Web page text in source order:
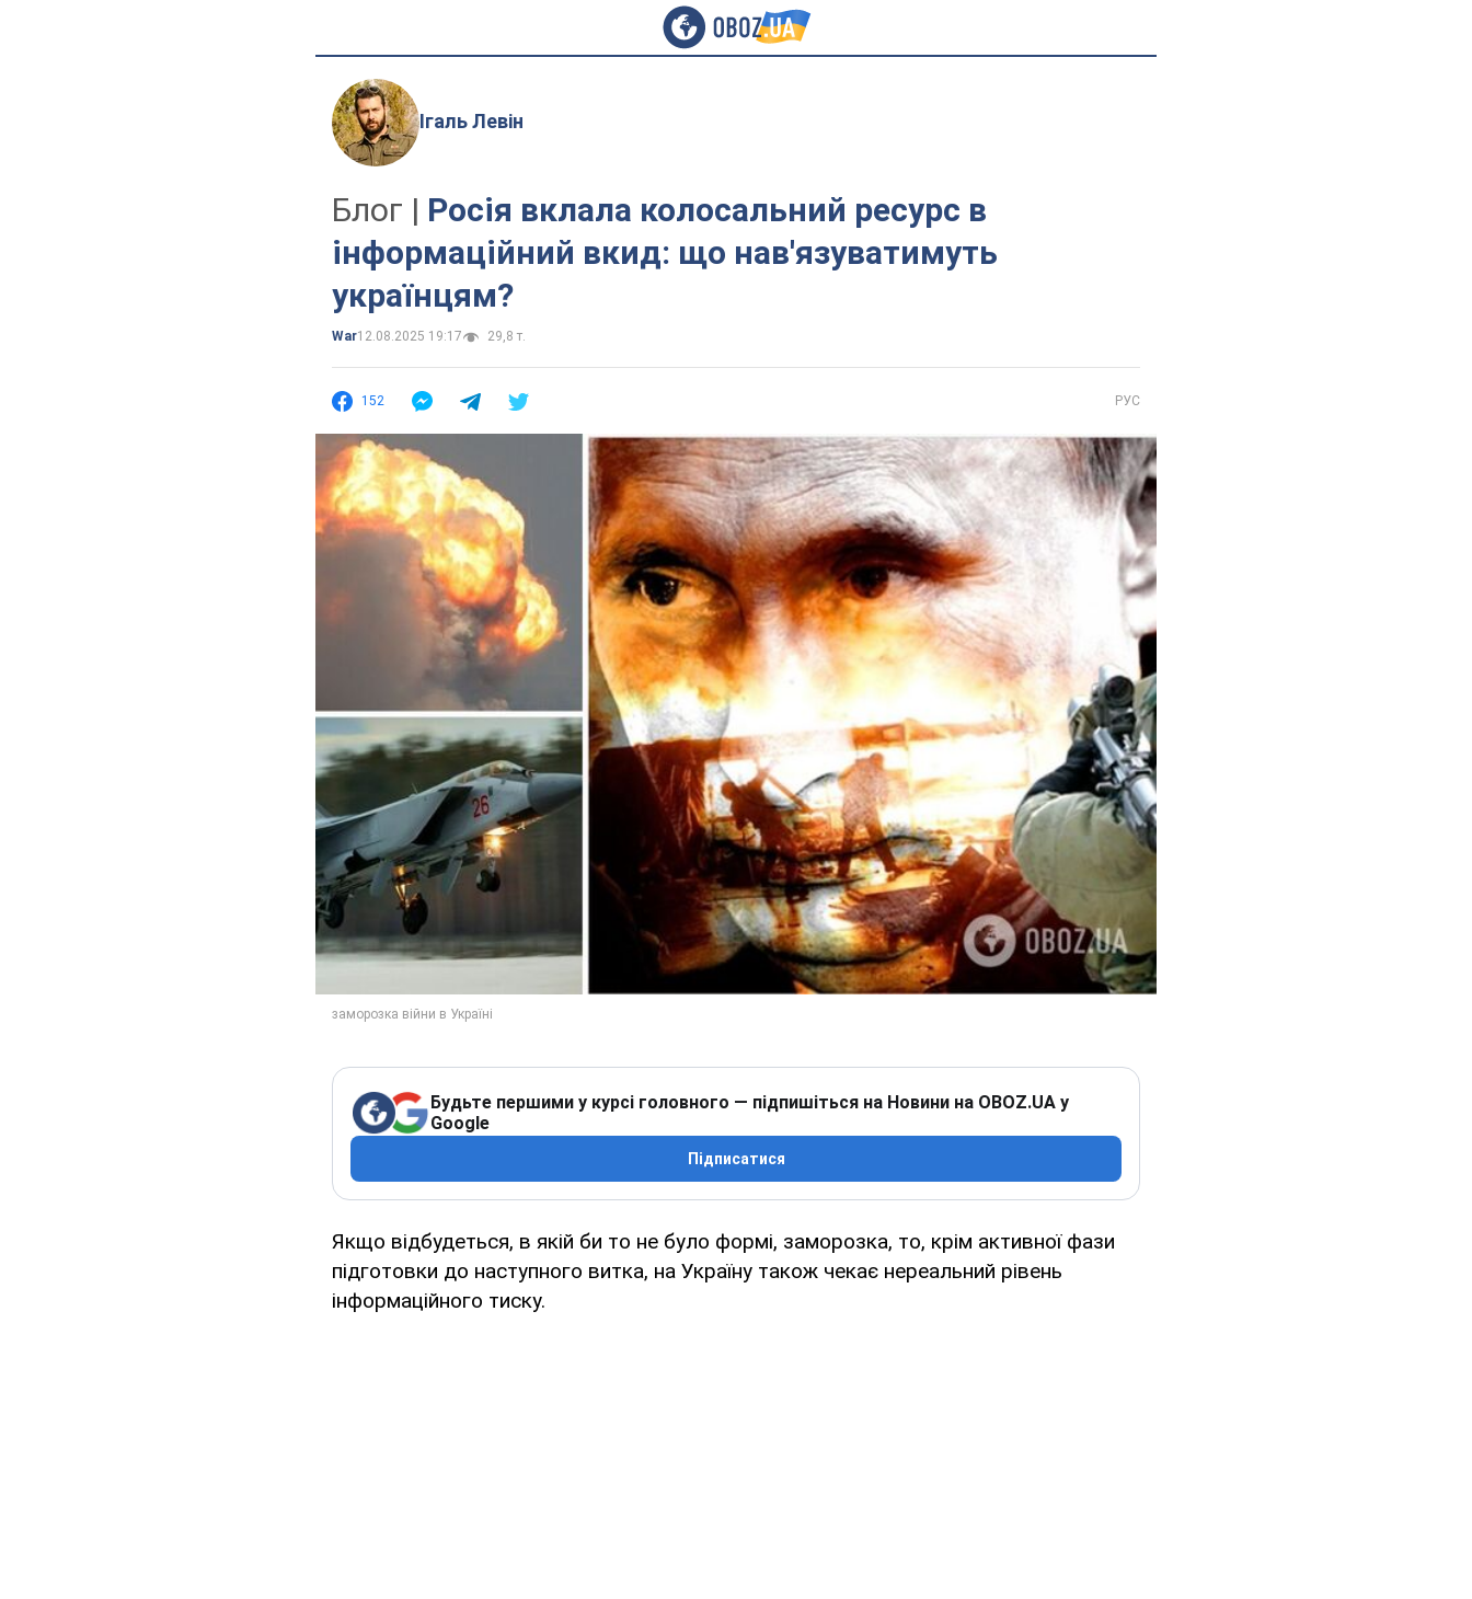
Ігаль Левін
Блог | Росія вклала колосальний ресурс в
інформаційний вкид: що нав'язуватимуть
українцям?
War12.08.2025 19:17 29,8 т.
152 РУС
Будьте першими у курсі головного — підпишіться на Новини на OBOZ.UA у
Google
Підписатися
Якщо відбудеться, в якій би то не було формі, заморозка, то, крім активної фази
підготовки до наступного витка, на Україну також чекає нереальний рівень
інформаційного тиску.